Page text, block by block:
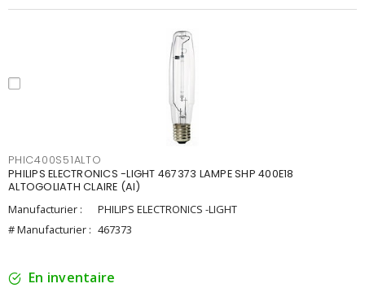
PHIC400S51ALTO
PHILIPS ELECTRONICS -LIGHT 467373 LAMPE SHP 400E18
ALTOGOLIATH CLAIRE (AI)
Manufacturier :
PHILIPS ELECTRONICS -LIGHT
# Manufacturier : 467373
En inventaire